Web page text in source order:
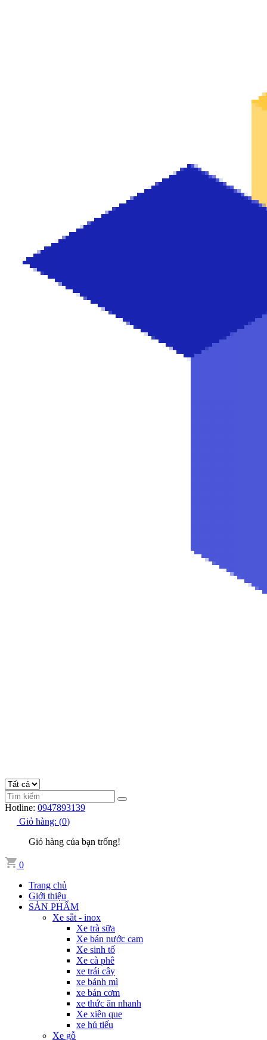
Hotline: 0947893139
Giỏ hàng: (0)
Giỏ hàng của bạn trống!
0
Trang chủ
Giới thiệu
SẢN PHẨM
Xe sắt - inox
Xe trà sữa
Xe bán nước cam
Xe sinh tố
Xe cà phê
xe trái cây
xe bánh mì
xe bán cơm
xe thức ăn nhanh
Xe xiên que
xe hủ tiếu
Xe gỗ